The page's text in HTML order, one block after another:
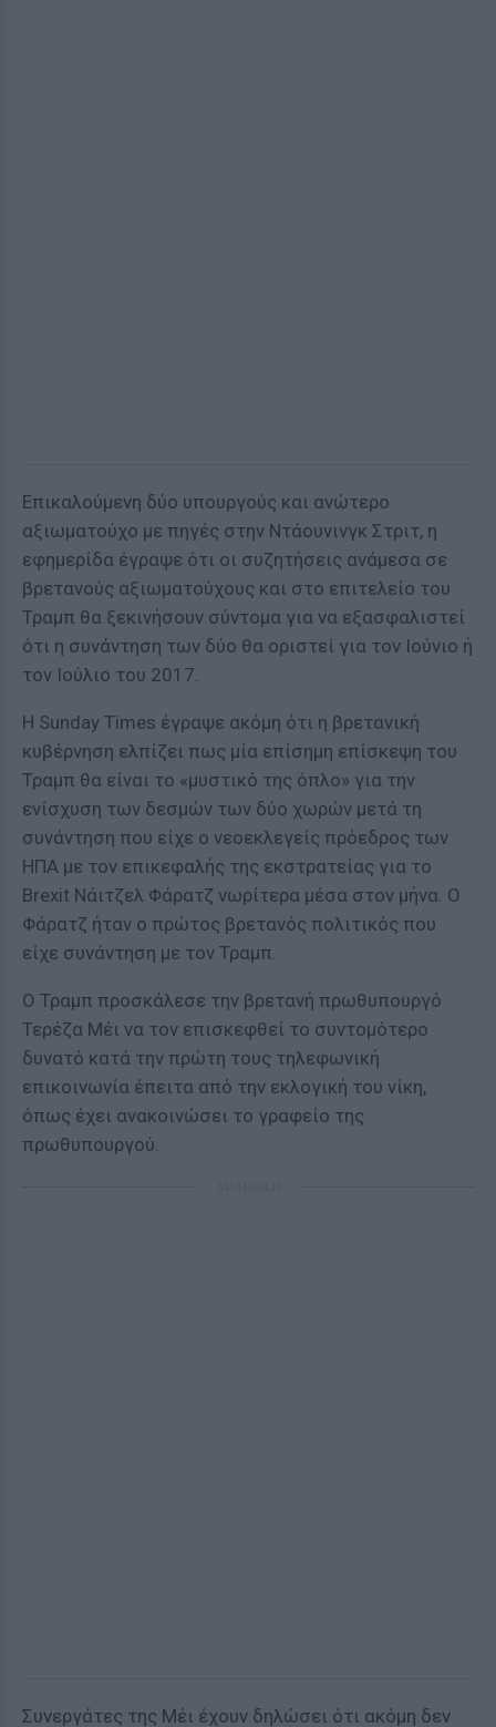
Επικαλούμενη δύο υπουργούς και ανώτερο
αξιωματούχο με πηγές στην Ντάουνινγκ Στριτ, η
εφημερίδα έγραψε ότι οι συζητήσεις ανάμεσα σε
βρετανούς αξιωματούχους και στο επιτελείο του
Τραμπ θα ξεκινήσουν σύντομα για να εξασφαλιστεί
ότι η συνάντηση των δύο θα οριστεί για τον Ιούνιο ή
τον Ιούλιο του 2017.
Η Sunday Times έγραψε ακόμη ότι η βρετανική
κυβέρνηση ελπίζει πως μία επίσημη επίσκεψη του
Τραμπ θα είναι το «μυστικό της όπλο» για την
ενίσχυση των δεσμών των δύο χωρών μετά τη
συνάντηση που είχε ο νεοεκλεγείς πρόεδρος των
ΗΠΑ με τον επικεφαλής της εκστρατείας για το
Brexit Νάιτζελ Φάρατζ νωρίτερα μέσα στον μήνα. Ο
Φάρατζ ήταν ο πρώτος βρετανός πολιτικός που
είχε συνάντηση με τον Τραμπ.
Ο Τραμπ προσκάλεσε την βρετανή πρωθυπουργό
Τερέζα Μέι να τον επισκεφθεί το συντομότερο
δυνατό κατά την πρώτη τους τηλεφωνική
επικοινωνία έπειτα από την εκλογική του νίκη,
όπως έχει ανακοινώσει το γραφείο της
πρωθυπουργού.
Συνεργάτες της Μέι έχουν δηλώσει ότι ακόμη δεν